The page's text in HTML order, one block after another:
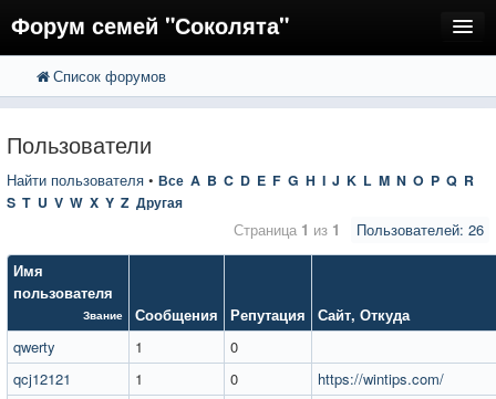
Форум семей "Соколята"
FAQ
Вход
Список форумов
Пользователи
Найти пользователя • Все A B C D E F G H I J K L M N O P Q R
S T U V W X Y Z Другая
Пользователей: 26
Страница 1 из 1
Имя
пользователя
Звание Сообщения Репутация Сайт, Откуда
qwerty
1
0
qcj12121
1 0
https://wintips.com/